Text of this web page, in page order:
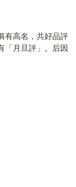
有高名，共好品評
「月旦評」。后因